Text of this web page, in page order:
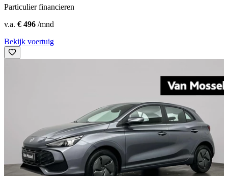
Particulier financieren
v.a. € 496 /mnd
Bekijk voertuig